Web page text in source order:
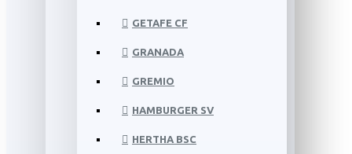
GETAFE CF
GRANADA
GREMIO
HAMBURGER SV
HERTHA BSC